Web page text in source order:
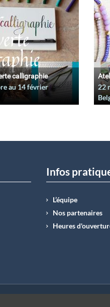
calligraphie
au14 février
22
Infos
L’équipe
Nos partenaires
Heures